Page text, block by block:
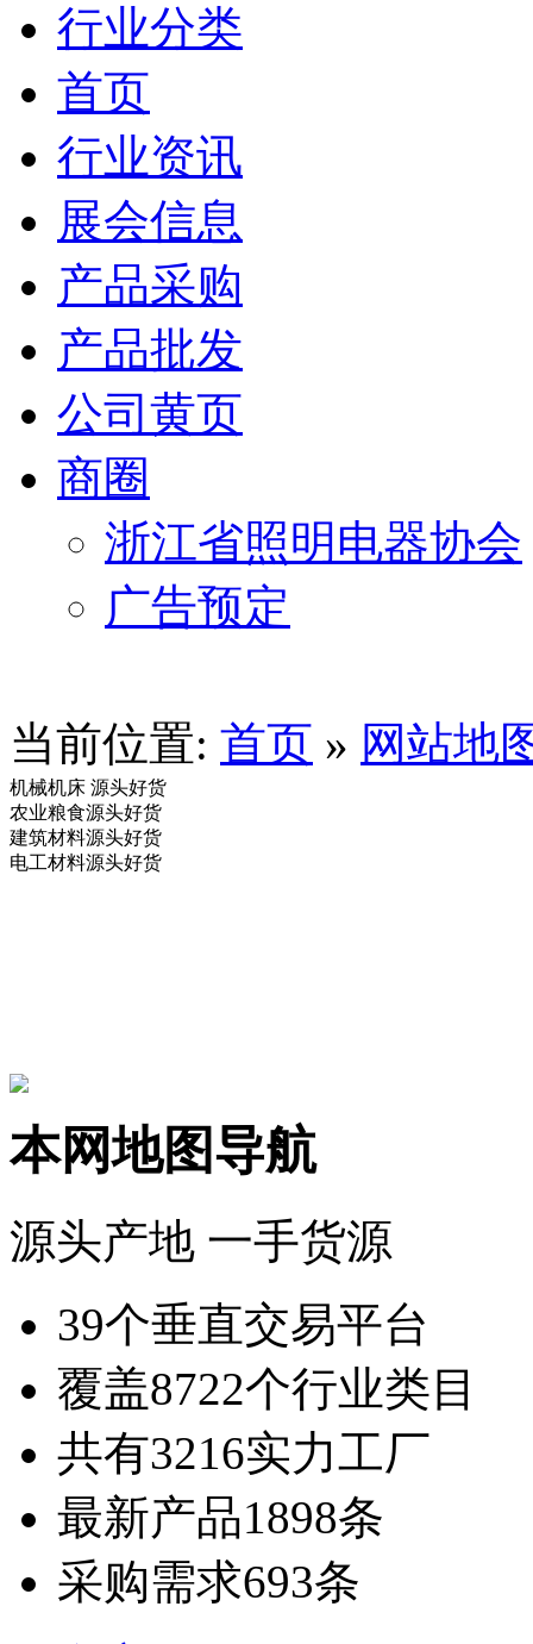
行业分类
首页
行业资讯
展会信息
产品采购
产品批发
公司黄页
商圈
浙江省照明电器协会
广告预定
当前位置: 首页 » 网站地
机械机床 源头好货
农业粮食源头好货
建筑材料源头好货
电工材料源头好货
本网地图导航
源头产地 一手货源
39个垂直交易平台
覆盖8722个行业类目
共有3216实力工厂
最新产品1898条
采购需求693条